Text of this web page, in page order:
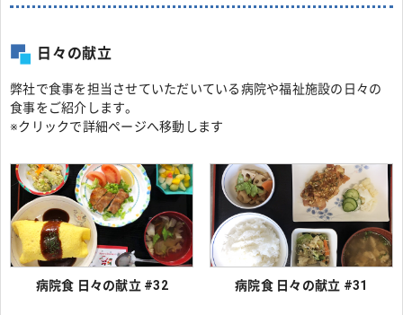
日々の献立
弊社で食事を担当させていただいている病院や福祉施設の日々の
食事をご紹介します。
※クリックで詳細ページへ移動します
病院食 日々の献立 #32 病院食 日々の献立 #31